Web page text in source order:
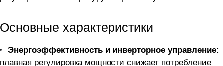
Основные характеристики
Энергоэффективность и инверторное управление:
плавная регулировка мощности снижает потребление